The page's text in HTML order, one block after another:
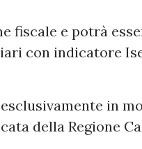
fiscale e potrà
con indicatore
in
della Regione